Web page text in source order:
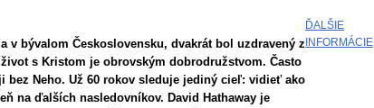
v bývalom Československu, dvakrát bol uzdravený z
s Kristom je obrovským dobrodružstvom. Často
Neho. Už 60 rokov sleduje jediný cieľ: vidieť ako
na ďalších nasledovníkov. David Hathaway je
ĎALŠIE
INFORMÁCIE